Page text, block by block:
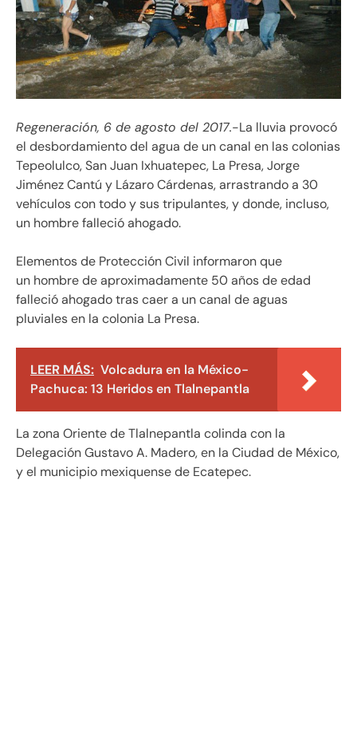
Regeneración, 6 de agosto del 2017.-La lluvia provocó
el desbordamiento del agua de un canal en las colonias
Tepeolulco, San Juan Ixhuatepec, La Presa, Jorge
Jiménez Cantú y Lázaro Cárdenas, arrastrando a 30
vehículos con todo y sus tripulantes, y donde, incluso,
un hombre falleció ahogado.
Elementos de Protección Civil informaron que
un hombre de aproximadamente 50 años de edad
falleció ahogado tras caer a un canal de aguas
pluviales en la colonia La Presa.
LEER MÁS: Volcadura en la México-
Pachuca: 13 Heridos en Tlalnepantla
La zona Oriente de Tlalnepantla colinda con la
Delegación Gustavo A. Madero, en la Ciudad de México,
y el municipio mexiquense de Ecatepec.